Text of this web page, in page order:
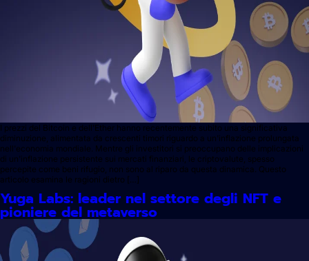
I prezzi del Bitcoin e dell'Ether hanno recentemente subito una significativa
diminuzione, alimentata da crescenti timori riguardo a un'inflazione prolungata
nell'economia mondiale. Mentre gli investitori si preoccupano delle implicazioni
di un'inflazione persistente sui mercati finanziari, le criptovalute, spesso
percepite come beni rifugio, non sono al riparo da questa dinamica. Questo
articolo esamina le ragioni dietro […]
Yuga Labs: leader nel settore degli NFT e
pioniere del metaverso